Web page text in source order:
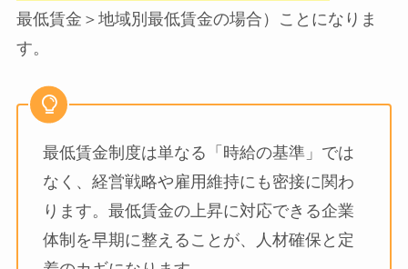
最低賃金＞地域別最低賃金の場合）ことになりま
す。
最低賃金制度は単なる「時給の基準」では
なく、経営戦略や雇用維持にも密接に関わ
ります。最低賃金の上昇に対応できる企業
体制を早期に整えることが、人材確保と定